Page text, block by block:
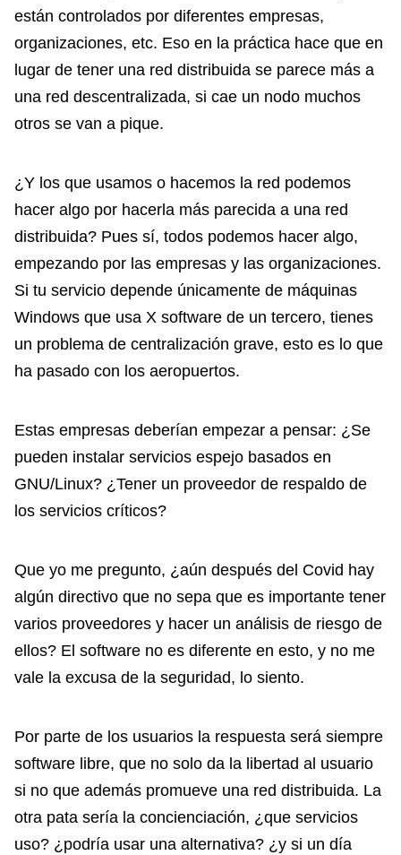
están controlados por diferentes empresas,
organizaciones, etc. Eso en la práctica hace que en
lugar de tener una red distribuida se parece más a
una red descentralizada, si cae un nodo muchos
otros se van a pique.
¿Y los que usamos o hacemos la red podemos
hacer algo por hacerla más parecida a una red
distribuida? Pues sí, todos podemos hacer algo,
empezando por las empresas y las organizaciones.
Si tu servicio depende únicamente de máquinas
Windows que usa X software de un tercero, tienes
un problema de centralización grave, esto es lo que
ha pasado con los aeropuertos.
Estas empresas deberían empezar a pensar: ¿Se
pueden instalar servicios espejo basados en
GNU/Linux? ¿Tener un proveedor de respaldo de
los servicios críticos?
Que yo me pregunto, ¿aún después del Covid hay
algún directivo que no sepa que es importante tener
varios proveedores y hacer un análisis de riesgo de
ellos? El software no es diferente en esto, y no me
vale la excusa de la seguridad, lo siento.
Por parte de los usuarios la respuesta será siempre
software libre, que no solo da la libertad al usuario
si no que además promueve una red distribuida. La
otra pata sería la concienciación, ¿que servicios
uso? ¿podría usar una alternativa? ¿y si un día